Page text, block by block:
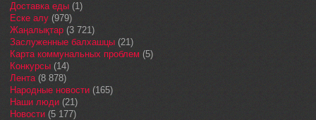
Доставка еды (1)
Еске алу (979)
Жаңалықтар (3 721)
Заслуженные балхашцы (21)
Карта коммунальных проблем (5)
Конкурсы (14)
Лента(8 878)
Народные новости (165)
Наши люди (21)
Новости (5 177)